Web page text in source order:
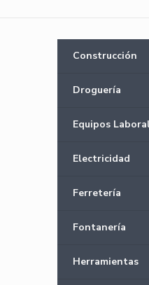
Construcción
Droguería
Equipos
Electricidad
Ferretería
Fontanería
Herramientas